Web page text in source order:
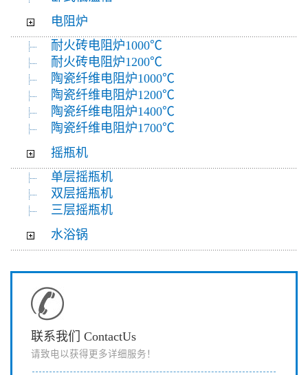
电阻炉
耐火砖电阻炉1000℃
耐火砖电阻炉1200℃
陶瓷纤维电阻炉1000℃
陶瓷纤维电阻炉1200℃
陶瓷纤维电阻炉1400℃
陶瓷纤维电阻炉1700℃
摇瓶机
单层摇瓶机
双层摇瓶机
三层摇瓶机
水浴锅
联系我们 ContactUs
请致电以获得更多详细服务！